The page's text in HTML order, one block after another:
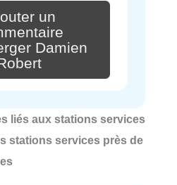
un
Damien
liés aux stations services
stations services près de